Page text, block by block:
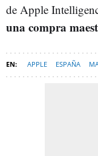
de Apple
una compra
APPLE ESPAÑA